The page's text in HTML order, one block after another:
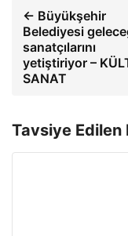
← Büyükşehir
Belediyesi
sanatçılarını
yetiştiriyor –
SANAT
Tavsiye Edilen